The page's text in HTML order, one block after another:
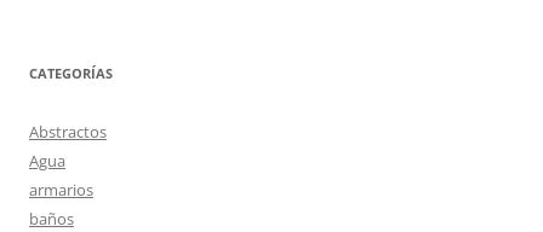
CATEGORÍAS
Abstractos
Agua
armarios
baños